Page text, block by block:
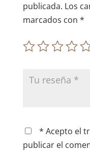
publicada. Los
marcados con *
* Acepto el
publicar el